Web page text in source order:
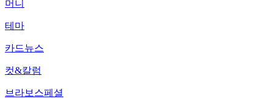
머니
테마
카드뉴스
컷&칼럼
브라보스페셜